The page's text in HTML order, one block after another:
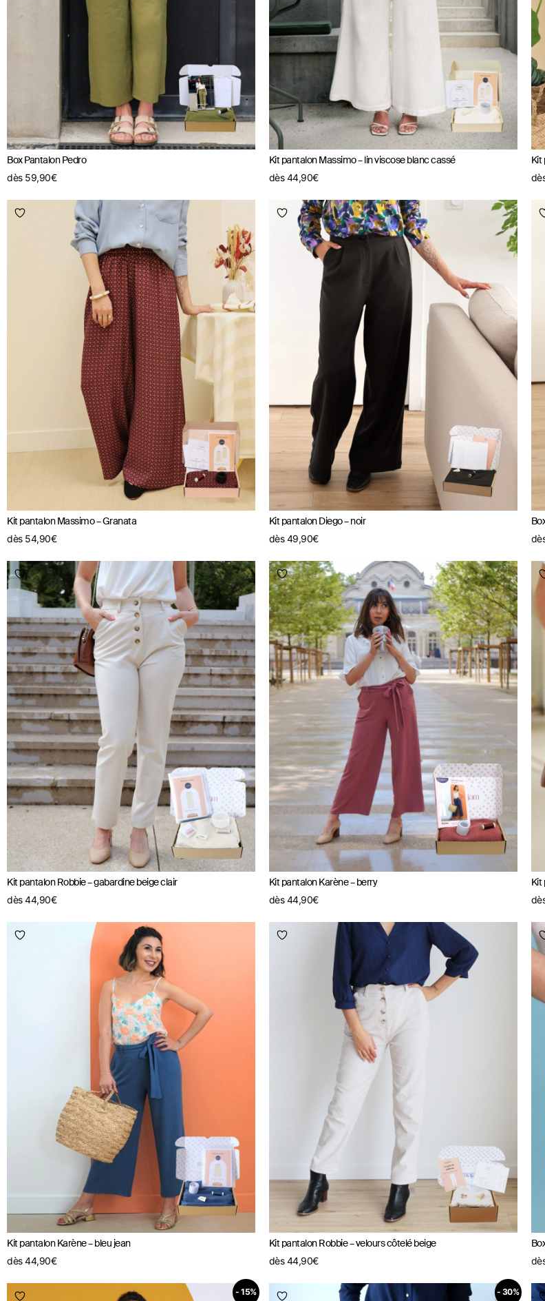
Box Pantalon Pedro
dès 59,90€
Kit pantalon Massimo – lin viscose blanc cassé
dès44,90€
Kit
Kit pantalon Massimo – Granata
dès 54,90€
Kit pantalon Diego – noir
dès49,90€
Kit pantalon Robbie – gabardine beige clair
dès44,90€
Kit pantalon Karène – berry
dès44,90€
Kit
Kit pantalon Karène – bleu jean
dès44,90€
Kit pantalon Robbie – velours côtelé beige
dès44,90€
- 15% - 30%